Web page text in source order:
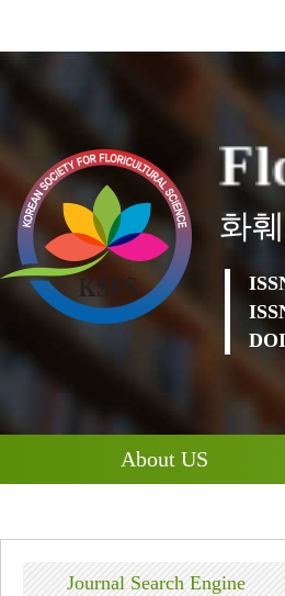
Fl
화
DOI
About US
Journal Search Engine